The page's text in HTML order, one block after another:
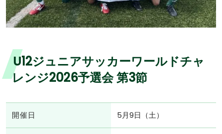
U12ジュニアサッカーワールドチャ
レンジ2026予選会 第3節
開催日 5月9日（土）